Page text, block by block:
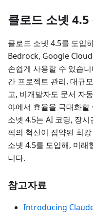
클로드 소넷
클로드 소넷 4.5를 도입
Bedrock, Google
손쉽게 사용할 수 있습
간 프로젝트 관리, 대규
고, 비개발자도 문서 자
야에서 효율을 극대화
소넷 4.5는 AI 코딩, 장
픽의 혁신이 집약된 최
소넷 4.5를 도입해, 미래
니다.
참고자료
Introducing